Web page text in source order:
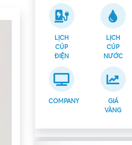
LỊCH
CÚP
ĐIỆN
LỊCH
CÚP
NƯỚC
COMPANY
GIÁ
VÀNG